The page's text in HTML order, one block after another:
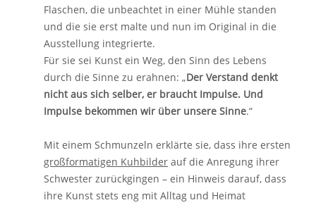
Flaschen, die unbeachtet in einer Mühle standen
und die sie erst malte und nun im Original in die
Ausstellung integrierte.
Für sie sei Kunst ein Weg, den Sinn des Lebens
durch die Sinne zu erahnen: „Der Verstand denkt
nicht aus sich selber, er braucht Impulse. Und
Impulse bekommen wir über unsere Sinne.“
Mit einem Schmunzeln erklärte sie, dass ihre ersten
großformatigen Kuhbilder auf die Anregung ihrer
Schwester zurückgingen – ein Hinweis darauf, dass
ihre Kunst stets eng mit Alltag und Heimat